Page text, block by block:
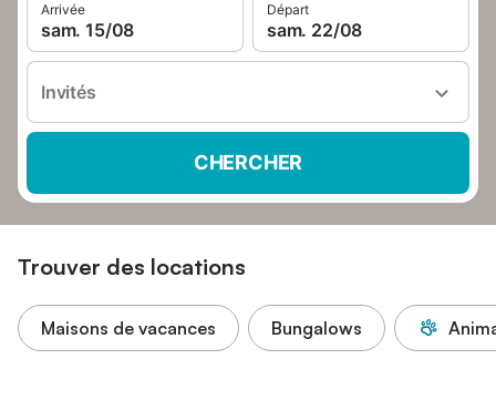
Arrivée
sam. 15/08
Départ
sam. 22/08
Invités
CHERCHER
Trouver des locations
Maisons de vacances Bungalows